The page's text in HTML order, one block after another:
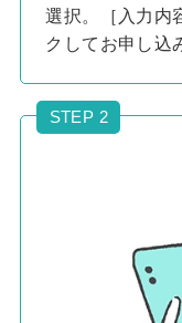
選択。［入力内
クしてお申し込
STEP 2